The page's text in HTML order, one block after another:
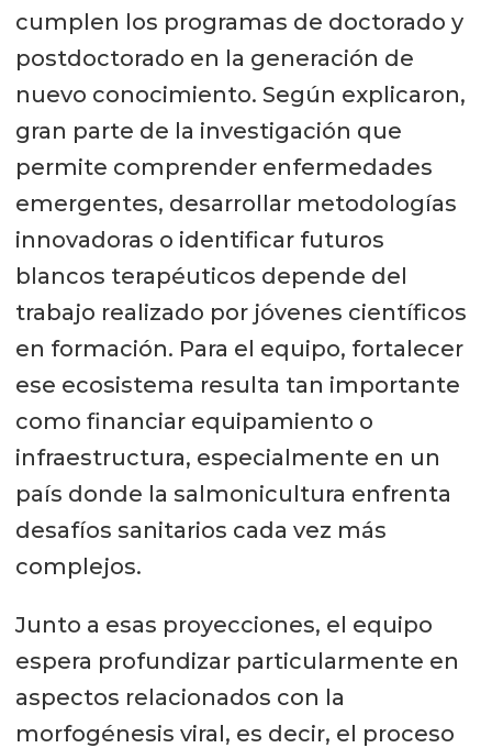
cumplen los programas de doctorado y
postdoctorado en la generación de
nuevo conocimiento. Según explicaron,
gran parte de la investigación que
permite comprender enfermedades
emergentes, desarrollar metodologías
innovadoras o identificar futuros
blancos terapéuticos depende del
trabajo realizado por jóvenes científicos
en formación. Para el equipo, fortalecer
ese ecosistema resulta tan importante
como financiar equipamiento o
infraestructura, especialmente en un
país donde la salmonicultura enfrenta
desafíos sanitarios cada vez más
complejos.
Junto a esas proyecciones, el equipo
espera profundizar particularmente en
aspectos relacionados con la
morfogénesis viral, es decir, el proceso